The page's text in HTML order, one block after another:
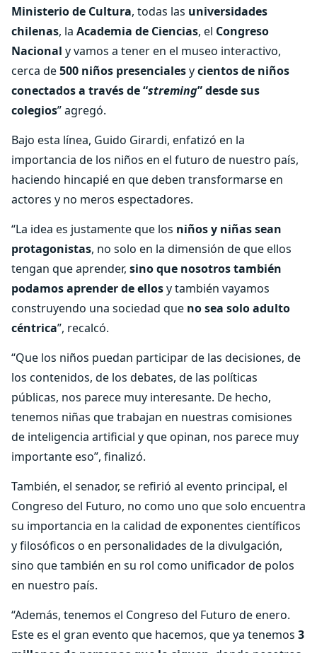
Ministerio de Cultura, todas las universidades
chilenas, la Academia de Ciencias, el Congreso
Nacional y vamos a tener en el museo interactivo,
cerca de500 niños presencialesycientos de niños
conectados a través de “streming” desde sus
colegios” agregó.
Bajo esta línea, Guido Girardi, enfatizó en la
importancia de los niños en el futuro de nuestro país,
haciendo hincapié en que deben transformarse en
actores y no meros espectadores.
“La idea es justamente que los niños y niñas sean
protagonistas, no solo en la dimensión de que ellos
tengan que aprender, sino que nosotros también
podamos aprender de ellosy también vayamos
construyendo una sociedad que no sea solo adulto
céntrica”, recalcó.
“Que los niños puedan participar de las decisiones, de
los contenidos, de los debates, de las políticas
públicas, nos parece muy interesante. De hecho,
tenemos niñas que trabajan en nuestras comisiones
de inteligencia artificial y que opinan, nos parece muy
importante eso”, finalizó.
También, el senador, se refirió al evento principal, el
Congreso del Futuro, no como uno que solo encuentra
su importancia en la calidad de exponentes científicos
y filosóficos o en personalidades de la divulgación,
sino que también en su rol como unificador de polos
en nuestro país.
“Además, tenemos el Congreso del Futuro de enero.
Este es el gran evento que hacemos, que ya tenemos 3